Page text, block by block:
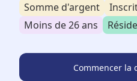
Somme d'argent
Moins de 26 ans
Commencer la